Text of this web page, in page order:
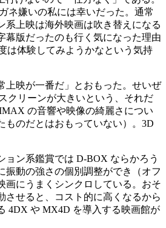
ネ嫌いの私には幸いだった。通常
系上映は海外映画は吹き替えになる
幕版だったのも行く気になった理由
は体験してみようかなという気持
上映が一番だ」とおもった。せいぜ
クリーンが大きいという、それだ
の音響や映像の綺麗さについ
ものだとはおもっていない）。3D
ョン系鑑賞では D-BOX ならかろう
振動の強さの個別調整ができ（オフ
画にうまくシンクロしている。おそ
させると、コスト的に高くなるから
4DX や MX4D を導入する映画館が